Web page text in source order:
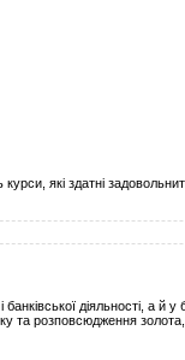
які здатні
діяльності, а й у
та розповсюдження золота,